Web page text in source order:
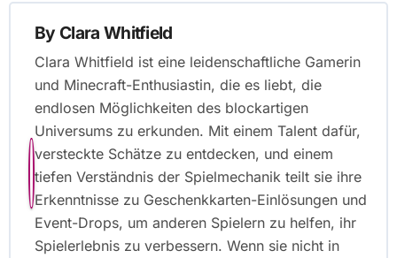
By Clara Whitfield
Clara Whitfield ist eine leidenschaftliche Gamerin
und Minecraft-Enthusiastin, die es liebt, die
endlosen Möglichkeiten des blockartigen
Universums zu erkunden. Mit einem Talent dafür,
versteckte Schätze zu entdecken, und einem
tiefen Verständnis der Spielmechanik teilt sie ihre
Erkenntnisse zu Geschenkkarten-Einlösungen und
Event-Drops, um anderen Spielern zu helfen, ihr
Spielerlebnis zu verbessern. Wenn sie nicht in